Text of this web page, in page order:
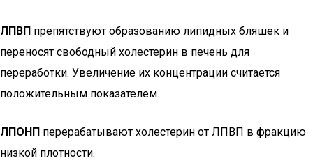
ЛПВП препятствуют образованию липидных бляшек и
переносят свободный холестерин в печень для
переработки. Увеличение их концентрации считается
положительным показателем.
ЛПОНП перерабатывают холестерин от ЛПВП в фракцию
низкой плотности.